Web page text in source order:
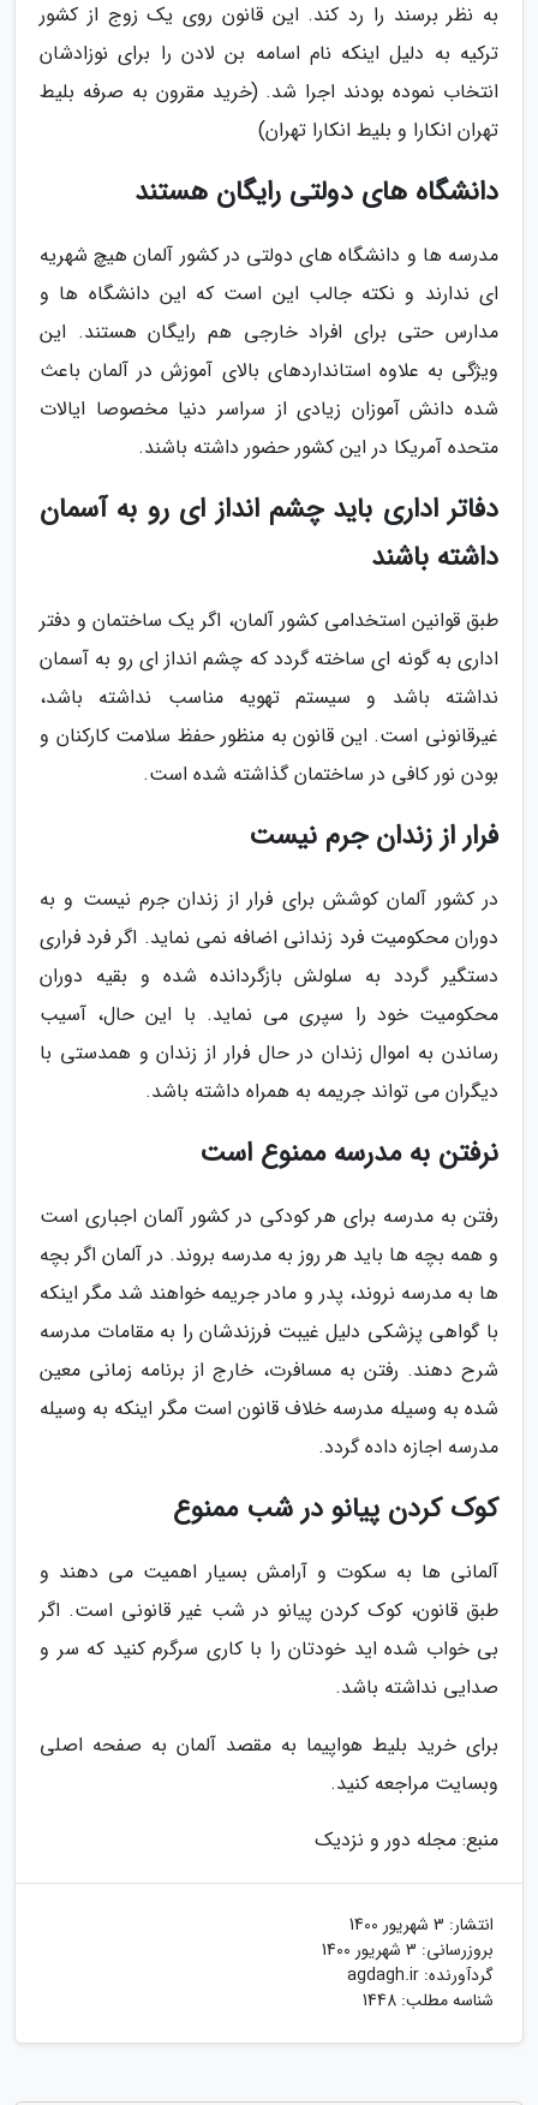
به نظر برسند را رد کند. این قانون روی یک زوج از کشور
ترکیه به دلیل اینکه نام اسامه بن لادن را برای نوزادشان
انتخاب نموده بودند اجرا شد. (خرید مقرون به صرفه بلیط
تهران انکارا و بلیط انکارا تهران)
دانشگاه های دولتی رایگان هستند
مدرسه ها و دانشگاه های دولتی در کشور آلمان هیچ شهریه
ای ندارند و نکته جالب این است که این دانشگاه ها و
مدارس حتی برای افراد خارجی هم رایگان هستند. این
ویژگی به علاوه استانداردهای بالای آموزش در آلمان باعث
شده دانش آموزان زیادی از سراسر دنیا مخصوصا ایالات
متحده آمریکا در این کشور حضور داشته باشند.
دفاتر اداری باید چشم انداز ای رو به آسمان
داشته باشند
طبق قوانین استخدامی کشور آلمان، اگر یک ساختمان و دفتر
اداری به گونه ای ساخته گردد که چشم انداز ای رو به آسمان
نداشته باشد و سیستم تهویه مناسب نداشته باشد،
غیرقانونی است. این قانون به منظور حفظ سلامت کارکنان و
بودن نور کافی در ساختمان گذاشته شده است.
فرار از زندان جرم نیست
در کشور آلمان کوشش برای فرار از زندان جرم نیست و به
دوران محکومیت فرد زندانی اضافه نمی نماید. اگر فرد فراری
دستگیر گردد به سلولش بازگردانده شده و بقیه دوران
محکومیت خود را سپری می نماید. با این حال، آسیب
رساندن به اموال زندان در حال فرار از زندان و همدستی با
دیگران می تواند جریمه به همراه داشته باشد.
نرفتن به مدرسه ممنوع است
رفتن به مدرسه برای هر کودکی در کشور آلمان اجباری است
و همه بچه ها باید هر روز به مدرسه بروند. در آلمان اگر بچه
ها به مدرسه نروند، پدر و مادر جریمه خواهند شد مگر اینکه
با گواهی پزشکی دلیل غیبت فرزندشان را به مقامات مدرسه
شرح دهند. رفتن به مسافرت، خارج از برنامه زمانی معین
شده به وسیله مدرسه خلاف قانون است مگر اینکه به وسیله
مدرسه اجازه داده گردد.
کوک کردن پیانو در شب ممنوع
آلمانی ها به سکوت و آرامش بسیار اهمیت می دهند و
طبق قانون، کوک کردن پیانو در شب غیر قانونی است. اگر
بی خواب شده اید خودتان را با کاری سرگرم کنید که سر و
صدایی نداشته باشد.
برای خرید بلیط هواپیما به مقصد آلمان به صفحه اصلی
وبسایت مراجعه کنید.
منبع: مجله دور و نزدیک
انتشار: 3 شهریور 1400
بروزرسانی: 3 شهریور 1400
گردآورنده: agdagh.ir
شناسه مطلب: 1448